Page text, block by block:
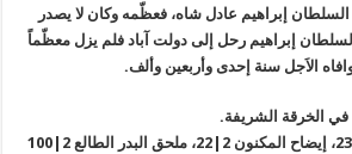
السلطان إبراهيم عادل شاه، فعظّمه وكان لا يصدر
السلطان إبراهيم رحل إلى دولت آباد فلم يزل معظّماً
الاَجل سنة إحدى وأربعين وألف.
في الخرقة الشريفة.
(1)خلاصة الاَثر 2|235 ـ 236، إيضاح المكنون 2|22، ملحق البدر الطالع 2|100